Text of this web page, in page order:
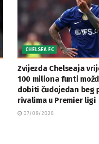
CHELSEA FC
Zvijezda Chelseaja
100 miliona funti
dobiti čudojedan beg
rivalima u Premier ligi
07/08/2026